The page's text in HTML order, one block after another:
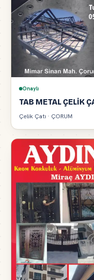
Onaylı
TAB METAL ÇELİK
Çelik Çatı · ÇORUM